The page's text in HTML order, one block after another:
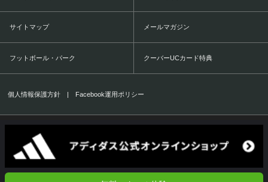
サイトマップ メールマガジン
フットボール・パーク クーバーUCカード特典
個人情報保護方針 | Facebook運用ポリシー
1999-2016 All Rights Reserved.